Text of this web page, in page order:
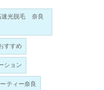
光脱毛 奈良
すすめ
ション
ティー奈良